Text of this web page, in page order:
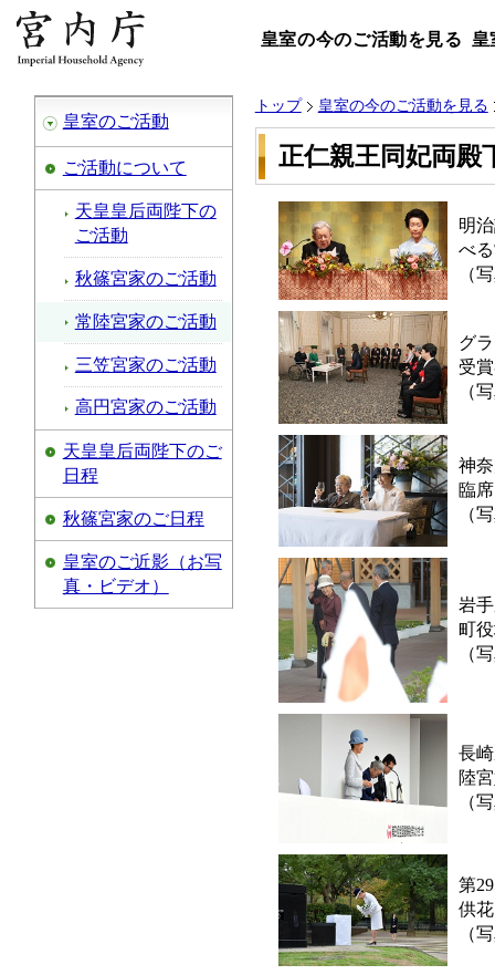
皇室の今のご活動を見る 皇
皇室のご活動
ご活動について
天皇皇后両陛下の
ご活動
秋篠宮家のご活動
常陸宮家のご活動
三笠宮家のご活動
高円宮家のご活動
天皇皇后両陛下のご
日程
秋篠宮家のご日程
皇室のご近影（お写
真・ビデオ）
トップ 皇室の今のご活動を見る
正仁親王同妃両殿
明
べ
（
グ
受
（
神
臨
（
岩
町
（
長
陸
（
第
供
（